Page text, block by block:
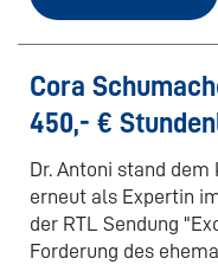
Cora
450,- €
Dr. Antoni stand dem
erneut als Expertin
der RTL Sendung
Forderung des